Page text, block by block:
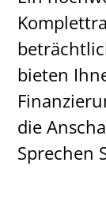
bieten
die
Sprechen